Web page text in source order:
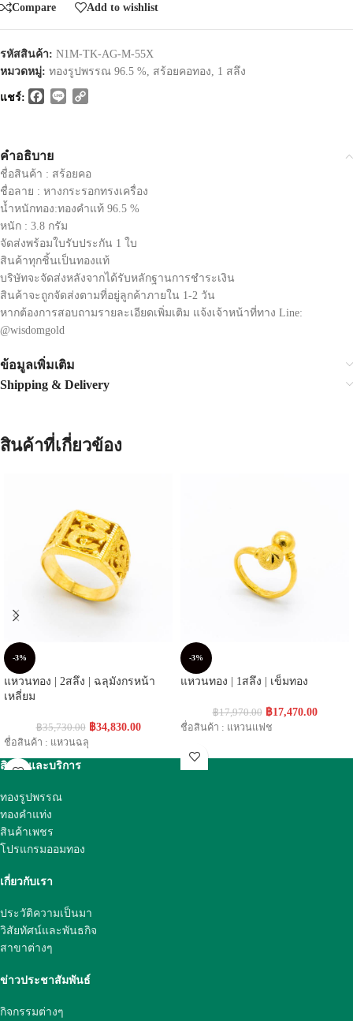
Compare Add to wishlist
รหัสสินค้า: N1M-TK-AG-M-55X
หมวดหมู่: ทองรูปพรรณ 96.5 %, สร้อยคอทอง, 1 สลึง
แชร์: Facebook
Line
คำอธิบาย
ชื่อสินค้า : สร้อยคอ
ชื่อลาย : หางกระรอกทรงเครื่อง
น้ำหนักทอง:ทองคำแท้ 96.5 %
หนัก : 3.8 กรัม
จัดส่งพร้อมใบรับประกัน 1 ใบ
สินค้าทุกชิ้นเป็นทองแท้
บริษัทจะจัดส่งหลังจากได้รับหลักฐานการชำระเงิน
สินค้าจะถูกจัดส่งตามที่อยู่ลูกค้าภายใน 1-2 วัน
หากต้องการสอบถามรายละเอียดเพิ่มเติม แจ้งเจ้าหน้าที่ทาง Line:
@wisdomgold
ข้อมูลเพิ่มเติม
Shipping & Delivery
สินค้าที่เกี่ยวข้อง
-3%
แหวนทอง | 2สลึง | ฉลุมังกรหน้า
เหลี่ยม
฿35,730.00 ฿34,830.00
ชื่อสินค้า : แหวนฉลุ
-3%
แหวนทอง | 1สลึง | เข็มทอง
฿17,970.00 ฿17,470.00
ชื่อสินค้า : แหวนแฟช
สินค้าและบริการ
ทองรูปพรรณ
ทองคำแท่ง
สินค้าเพชร
โปรแกรมออมทอง
เกี่ยวกับเรา
ประวัติความเป็นมา
วิสัยทัศน์และพันธกิจ
สาขาต่างๆ
ข่าวประชาสัมพันธ์
กิจกรรมต่างๆ